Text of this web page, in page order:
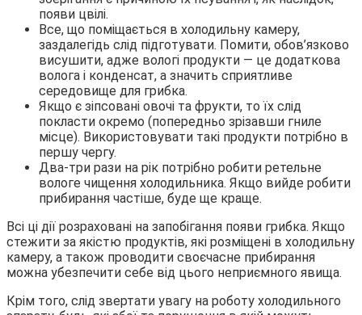
появи цвілі.
Все, що поміщається в холодильну камеру,
заздалегідь слід підготувати. Помити, обов’язково
висушити, адже вологі продукти — це додаткова
волога і конденсат, а значить сприятливе
середовище для грибка.
Якщо є зіпсовані овочі та фрукти, то їх слід
покласти окремо (попередньо зрізавши гниле
місце). Використовувати такі продукти потрібно в
першу чергу.
Два-три рази на рік потрібно робити ретельне
вологе чищення холодильника. Якщо вийде робити
прибирання частіше, буде ще краще.
Всі ці дії розраховані на запобігання появи грибка. Якщо
стежити за якістю продуктів, які розміщені в холодильну
камеру, а також проводити своєчасне прибирання
можна убезпечити себе від цього неприємного явища.
Крім того, слід звертати увагу на роботу холодильного